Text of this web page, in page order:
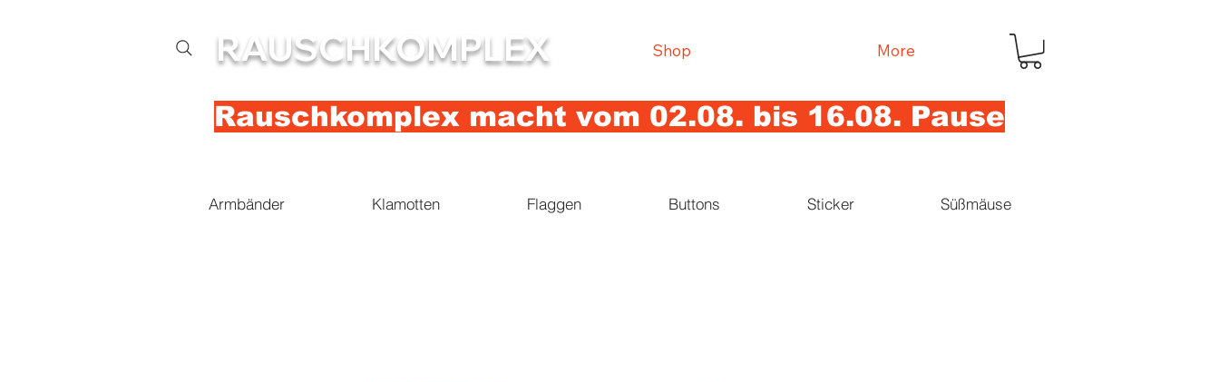
RAUSCHKOMPLEX Shop More
Rauschkomplex macht vom 02.08. bis 16.08. Pause
Armbänder Klamotten Flaggen Buttons Sticker Süßmäuse